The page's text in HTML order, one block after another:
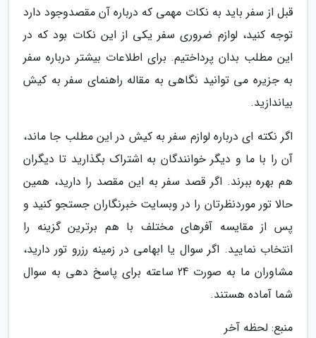
قبل از سفر باید به نکات مهمی که درباره آن مقصدوجود دارد
توجه کنید، لوازم ضروری سفر یکی از این نکات بود که در
این مطلب بدان پرداختیم. برای اطلاعات بیشتر درباره سفر
به جزیره می توانید نگاهی به مقاله راهنمای سفر به کیش
بیاندازید.
اگر نکته ای درباره لوازم سفر به کیش در این مطلب جا ماند،
آن را با ما و دیگر خوانندگان به اشتراک بگذارید تا دیگران
هم بهره ببرند. اگر قصد سفر به این مقصد را دارید، همین
حالا تور موردنظرتان را در وبسایت خبرنگاران جستجو کنید و
پس از مقایسه آفرهای مختلف با هم برترین گزینه را
انتخاب نمایید. اگر سوال یا ابهامی در زمینه رزرو تور دارید،
مشاوران ما به صورت 24 ساعته برای پاسخ دهی به سوال
شما آماده هستند.
منبع: لحظه آخر